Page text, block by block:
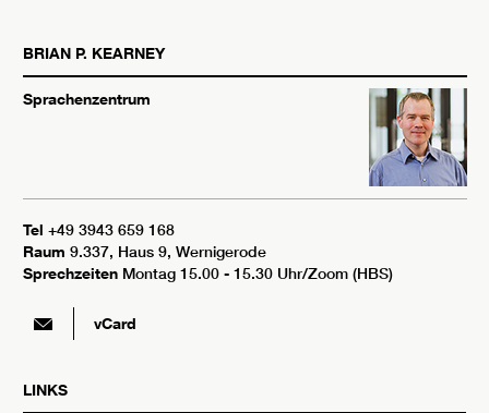
BRIAN P. KEARNEY
Sprachenzentrum
Tel +49 3943 659 168
Raum 9.337, Haus 9, Wernigerode
Sprechzeiten Montag 15.00 - 15.30 Uhr/Zoom (HBS)
vCard
LINKS